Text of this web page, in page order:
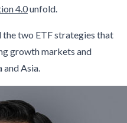
4.0unfold.
the two ETF strategies that
growth markets and
Asia.